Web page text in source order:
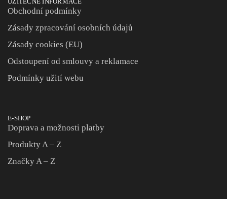
Obchodní podmínky
Zásady zpracování osobních údajů
Zásady cookies (EU)
Odstoupení od smlouvy a reklamace
Podmínky užití webu
E-SHOP
Doprava a možnosti platby
Produkty A – Z
Značky A – Z